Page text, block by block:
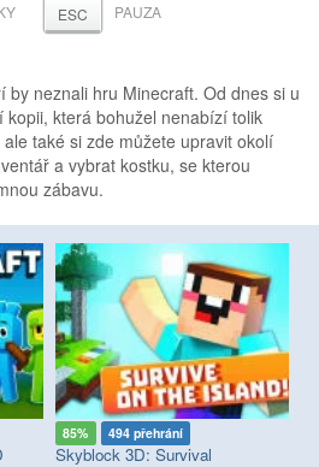
ESC PAUZA
neznali hru Minecraft. Od dnes si u
kopii, která bohužel nenabízí tolik
také si zde můžete upravit okolí
a vybrat kostku, se kterou
zábavu.
85% 494 přehrání
Skyblock 3D: Survival